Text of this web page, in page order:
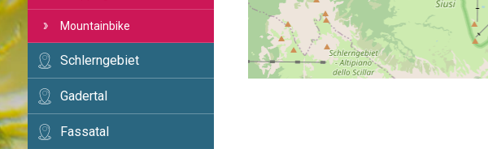
Mountainbike
Schlerngebiet
Gadertal
Fassatal